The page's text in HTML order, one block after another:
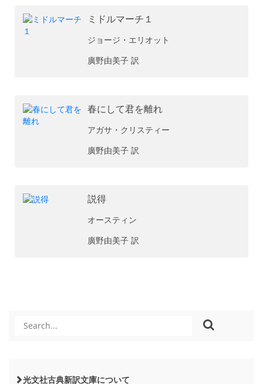
ミドルマーチ１
ジョージ・エリオット
廣野由美子 訳
春にして君を離れ
アガサ・クリスティー
廣野由美子 訳
説得
オースティン
廣野由美子 訳
光文社古典新訳文庫について